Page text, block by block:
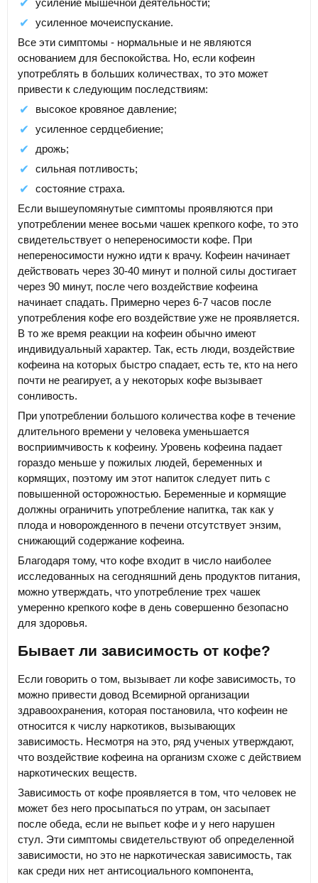
усиление мышечной деятельности;
усиленное мочеиспускание.
Все эти симптомы - нормальные и не являются
основанием для беспокойства. Но, если кофеин
употреблять в больших количествах, то это может
привести к следующим последствиям:
высокое кровяное давление;
усиленное сердцебиение;
дрожь;
сильная потливость;
состояние страха.
Если вышеупомянутые симптомы проявляются при
употреблении менее восьми чашек крепкого кофе, то это
свидетельствует о непереносимости кофе. При
непереносимости нужно идти к врачу. Кофеин начинает
действовать через 30-40 минут и полной силы достигает
через 90 минут, после чего воздействие кофеина
начинает спадать. Примерно через 6-7 часов после
употребления кофе его воздействие уже не проявляется.
В то же время реакции на кофеин обычно имеют
индивидуальный характер. Так, есть люди, воздействие
кофеина на которых быстро спадает, есть те, кто на него
почти не реагирует, а у некоторых кофе вызывает
сонливость.
При употреблении большого количества кофе в течение
длительного времени у человека уменьшается
восприимчивость к кофеину. Уровень кофеина падает
гораздо меньше у пожилых людей, беременных и
кормящих, поэтому им этот напиток следует пить с
повышенной осторожностью. Беременные и кормящие
должны ограничить употребление напитка, так как у
плода и новорожденного в печени отсутствует энзим,
снижающий содержание кофеина.
Благодаря тому, что кофе входит в число наиболее
исследованных на сегодняшний день продуктов питания,
можно утверждать, что употребление трех чашек
умеренно крепкого кофе в день совершенно безопасно
для здоровья.
Бывает ли зависимость от кофе?
Если говорить о том, вызывает ли кофе зависимость, то
можно привести довод Всемирной организации
здравоохранения, которая постановила, что кофеин не
относится к числу наркотиков, вызывающих
зависимость. Несмотря на это, ряд ученых утверждают,
что воздействие кофеина на организм схоже с действием
наркотических веществ.
Зависимость от кофе проявляется в том, что человек не
может без него просыпаться по утрам, он засыпает
после обеда, если не выпьет кофе и у него нарушен
стул. Эти симптомы свидетельствуют об определенной
зависимости, но это не наркотическая зависимость, так
как среди них нет антисоциального компонента,